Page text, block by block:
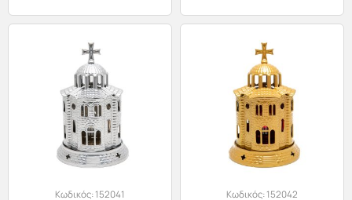
Κωδικός:152041
Κωδικός:152042